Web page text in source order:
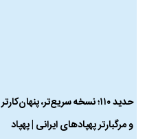
حدید ۱۱۰؛ نسخه سریع‌تر، پنهان‌کارتر
و مرگبارتر پهپادهای ایرانی | پهپاد